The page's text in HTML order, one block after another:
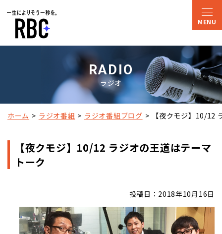
RADIO
ラジオ
ホーム ラジオ番組 ラジオ番組ブログ 【夜クモジ】10/12
【夜クモジ】10/12 ラジオの王道はテーマ
トーク
投稿日：2018年10月16日